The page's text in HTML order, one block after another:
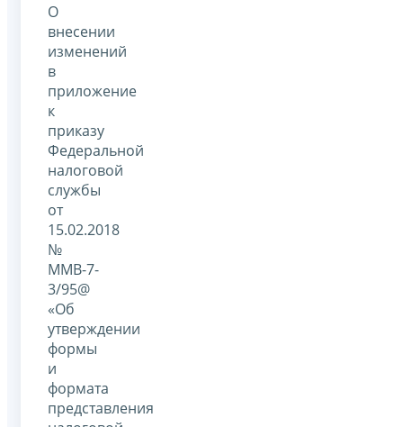
О
внесении
изменений
в
приложение
к
приказу
Федеральной
налоговой
службы
от
15.02.2018
№
ММВ-7-
3/95@
«Об
утверждении
формы
и
формата
представления